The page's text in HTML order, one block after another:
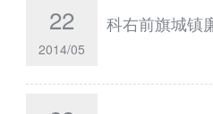
22
2014/05
科右前旗城镇